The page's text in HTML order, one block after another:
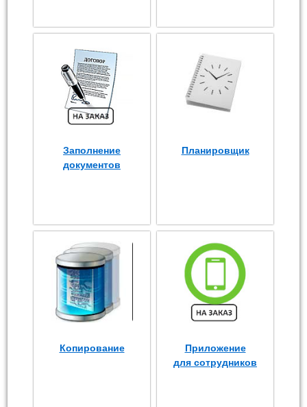
Заполнение
документов
Планировщик
Копирование
Приложение
для сотрудников